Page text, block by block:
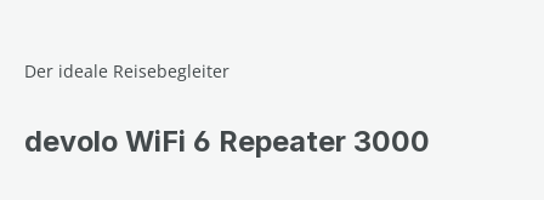
Der ideale Reisebegleiter
devolo WiFi 6 Repeater 3000